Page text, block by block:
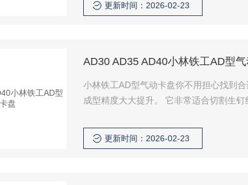
更新时间：2026-02-23
AD30 AD35 AD40小林铁工AD型
小林铁工AD型气动卡盘你不用担心找到
成型精度大大提升。 它非常适合切割生钉
更新时间：2026-02-23